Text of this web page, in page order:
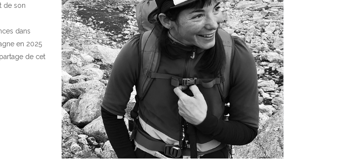
de son
dans
en 2025
de cet